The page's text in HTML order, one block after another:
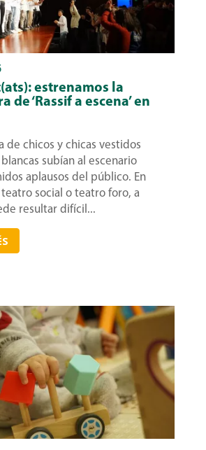
estrenamos la
de ‘Rassif a escena’ en
de chicos y chicas vestidos
subían al escenario
aplausos del público. En
social o teatro foro, a
resultar difícil...